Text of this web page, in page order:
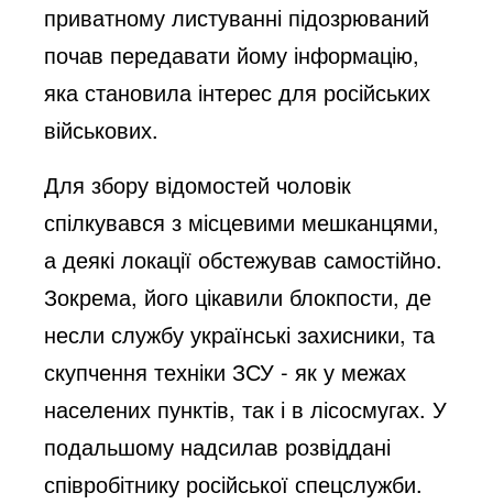
приватному листуванні підозрюваний
почав передавати йому інформацію,
яка становила інтерес для російських
військових.
Для збору відомостей чоловік
спілкувався з місцевими мешканцями,
а деякі локації обстежував самостійно.
Зокрема, його цікавили блокпости, де
несли службу українські захисники, та
скупчення техніки ЗСУ - як у межах
населених пунктів, так і в лісосмугах. У
подальшому надсилав розвіддані
співробітнику російської спецслужби.